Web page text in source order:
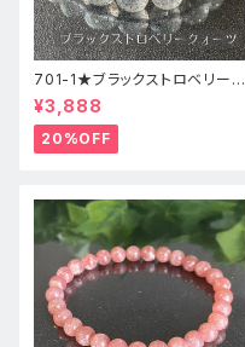
701-1★ブラックストロベリーク
ォーツ【高品質】天然石ブレスレ
ッパワーストーン
¥3,888
20%OFF